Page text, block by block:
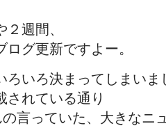
週間、
グ更新ですよー。
ろいろ決まってしまい
されている通り
言っていた、大きなニ